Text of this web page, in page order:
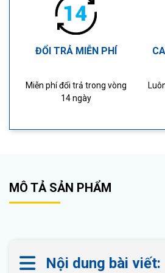
ĐỔI TRẢ MIỄN PHÍ
Miễn phí đổi trả trong vòng
14 ngày
MÔ TẢ SẢN PHẨM
Nội dung bài viết: